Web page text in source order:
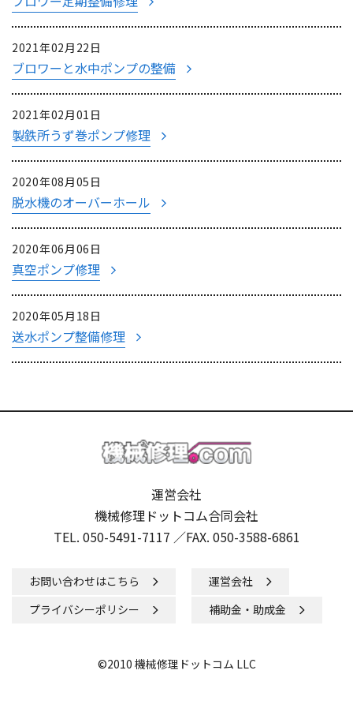
2021年02月22日
ブロワーと水中ポンプの整備
2021年02月01日
製鉄所うず巻ポンプ修理
2020年08月05日
脱水機のオーバーホール
2020年06月06日
真空ポンプ修理
2020年05月18日
送水ポンプ整備修理
運営会社
機械修理ドットコム合同会社
TEL. 050-5491-7117 ／FAX. 050-3588-6861
お問い合わせはこちら
運営会社
プライバシーポリシー
補助金・助成金
©2010 機械修理ドットコム LLC